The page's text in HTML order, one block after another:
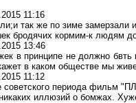
11:16
так же по зиме замерзали
бродячих кормим-к людям
13:46
в принципе не должно бвть
в каком обществе мы
11:12
советского периода фильм
иллюзий о бомжах.